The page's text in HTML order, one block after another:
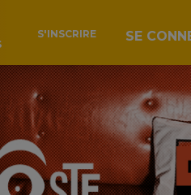
S'INSCRIRE SE